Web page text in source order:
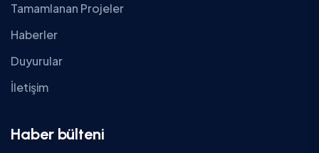
Tamamlanan Projeler
Haberler
Duyurular
İletişim
Haber bülteni